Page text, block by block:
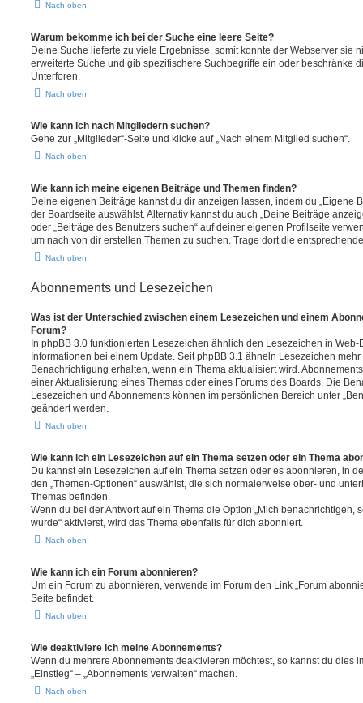
Nach oben
Warum bekomme ich bei der Suche eine leere Seite?
Deine Suche lieferte zu viele Ergebnisse, somit konnte der Webserver sie
erweiterte Suche und gib spezifischere Suchbegriffe ein oder beschränke
Unterforen.
Nach oben
Wie kann ich nach Mitgliedern suchen?
Gehe zur „Mitglieder“-Seite und klicke auf „Nach einem Mitglied suchen“.
Nach oben
Wie kann ich meine eigenen Beiträge und Themen finden?
Deine eigenen Beiträge kannst du dir anzeigen lassen, indem du „Eigene
der Boardseite auswählst. Alternativ kannst du auch „Deine Beiträge
oder „Beiträge des Benutzers suchen“ auf deiner eigenen Profilseite
um nach von dir erstellen Themen zu suchen. Trage dort die
Nach oben
Abonnements und Lesezeichen
Was ist der Unterschied zwischen einem Lesezeichen und einem
Forum?
In phpBB 3.0 funktionierten Lesezeichen ähnlich den Lesezeichen in
Informationen bei einem Update. Seit phpBB 3.1 ähneln Lesezeichen
Benachrichtigung erhalten, wenn ein Thema aktualisiert wird.
einer Aktualisierung eines Themas oder eines Forums des Boards. Die
Lesezeichen und Abonnements können im persönlichen Bereich unter
geändert werden.
Nach oben
Wie kann ich ein Lesezeichen auf ein Thema setzen oder ein Thema
Du kannst ein Lesezeichen auf ein Thema setzen oder es abonnieren, in
den „Themen-Optionen“ auswählst, die sich normalerweise ober- und
Themas befinden.
Wenn du bei der Antwort auf ein Thema die Option „Mich benachrichtigen,
wurde“ aktivierst, wird das Thema ebenfalls für dich abonniert.
Nach oben
Wie kann ich ein Forum abonnieren?
Um ein Forum zu abonnieren, verwende im Forum den Link „Forum
Seite befindet.
Nach oben
Wie deaktiviere ich meine Abonnements?
Wenn du mehrere Abonnements deaktivieren möchtest, so kannst du dies
„Einstieg“ – „Abonnements verwalten“ machen.
Nach oben